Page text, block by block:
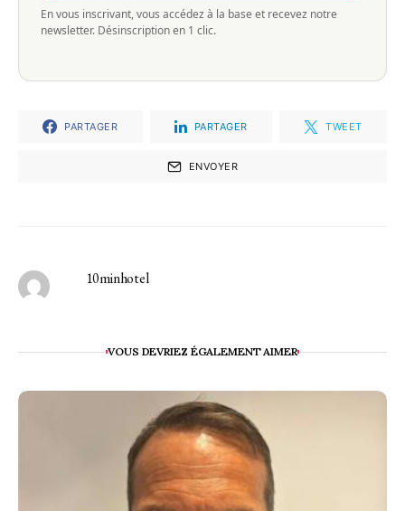
En vous inscrivant, vous accédez à la base et recevez notre
newsletter. Désinscription en 1 clic.
PARTAGER PARTAGER TWEET
ENVOYER
10minhotel
VOUS DEVRIEZ ÉGALEMENT AIMER